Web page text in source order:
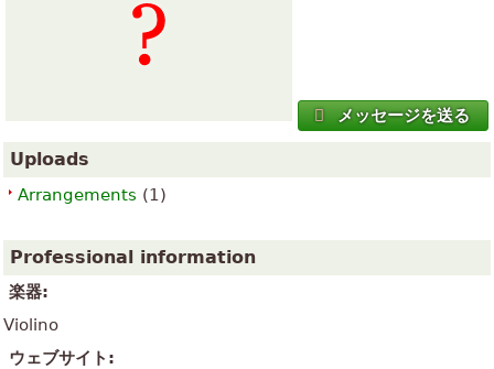
メッセージを送る
Uploads
Arrangements (1)
Professional information
楽器:
Violino
ウェブサイト: